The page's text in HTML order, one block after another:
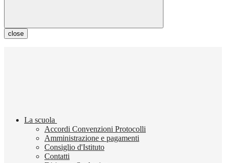
close
La scuola
Accordi Convenzioni Protocolli
Amministrazione e pagamenti
Consiglio d'Istituto
Contatti